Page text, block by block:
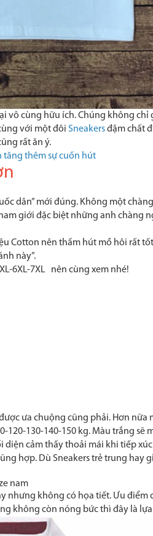
cùng hữu ích. Chúng không chỉ
với một đôi Sneakersđậm chất
rất ăn ý.
tăng thêm sự cuốn hút
dân” mới đúng. Không một
giới đặc biệt những anh
Cotton nên thấm hút mồ hôi rất
này”.
6XL-7XL nên cùng xem nhé!
ưa chuộng cũng phải. Hơn
120-130-140-150 kg. Màu trắng
diện cảm thấy thoải mái khi tiếp
hợp. Dù Sneakers trẻ trung
nam
không có họa tiết. Ưu điểm
không còn nóng bức thì đây là